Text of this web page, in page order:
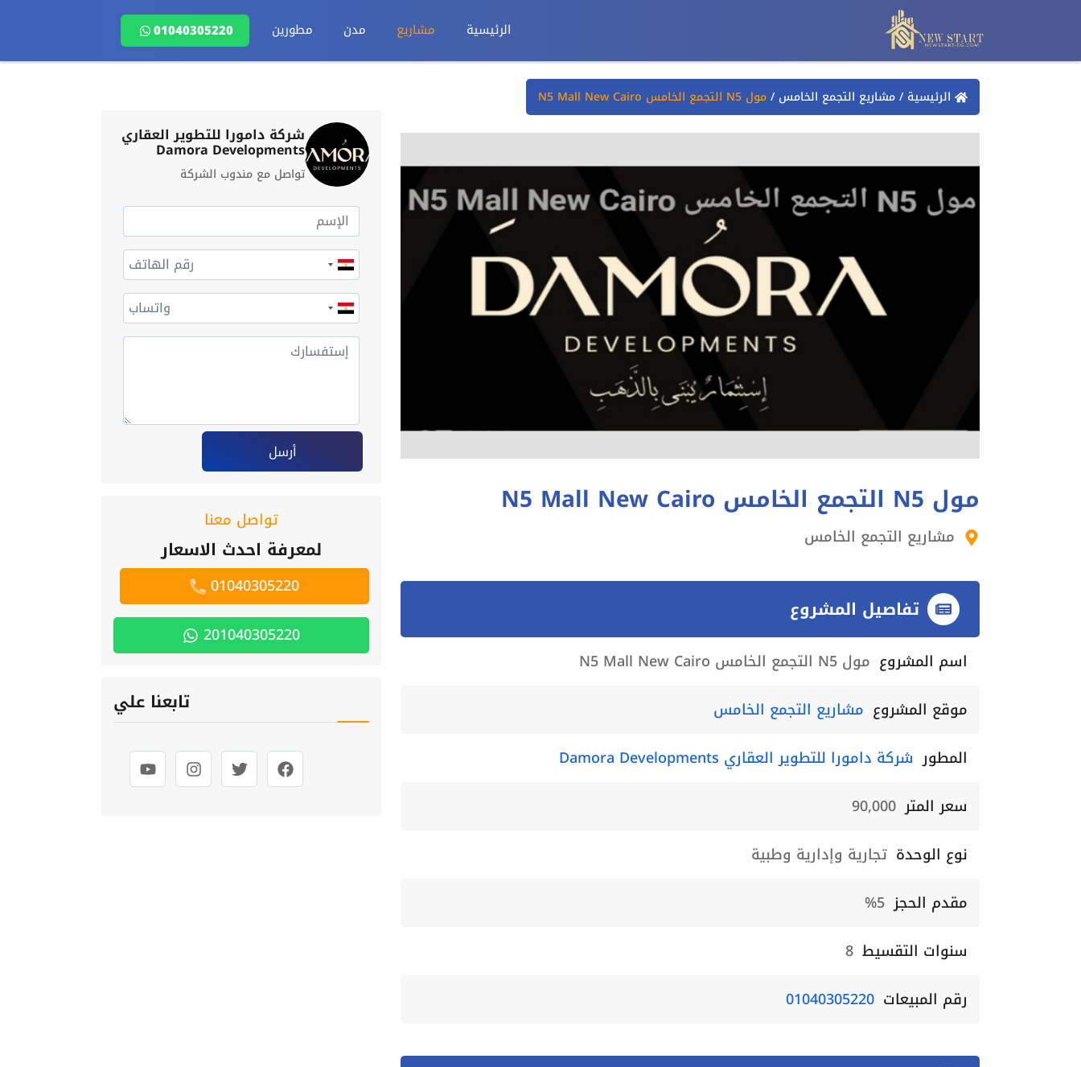
الرئيسية مشاريع مدن مطورين 01040305220
الرئيسية /مشاريع التجمع الخامس /مول N5 التجمع الخامس N5 Mall New Cairo
مول N5 التجمع الخامس N5 Mall New Cairo
مشاريع التجمع الخامس
تفاصيل المشروع
اسم المشروع مول N5 التجمع الخامس N5 Mall New Cairo
موقع المشروع مشاريع التجمع الخامس
المطور شركة دامورا للتطوير العقاري Damora Developments
سعر المتر 90,000
نوع الوحدة تجارية وإدارية وطبية
مقدم الحجز 5%
سنوات التقسيط 8
رقم المبيعات 01040305220
شركة دامورا للتطوير العقاري
Damora Developments
تواصل مع مندوب الشركة
أرسل
تواصل معنا
لمعرفة احدث الاسعار
01040305220
201040305220
تابعنا علي